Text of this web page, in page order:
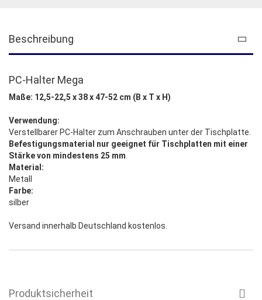
Beschreibung
PC-Halter Mega
Maße: 12,5-22,5 x 38 x 47-52 cm (B x T x H)
Verwendung:
Verstellbarer PC-Halter zum Anschrauben unter der Tischplatte.
Befestigungsmaterial nur geeignet für Tischplatten mit einer
Stärke von mindestens 25 mm
Material:
Metall
Farbe:
silber
Versand innerhalb Deutschland kostenlos.
Produktsicherheit